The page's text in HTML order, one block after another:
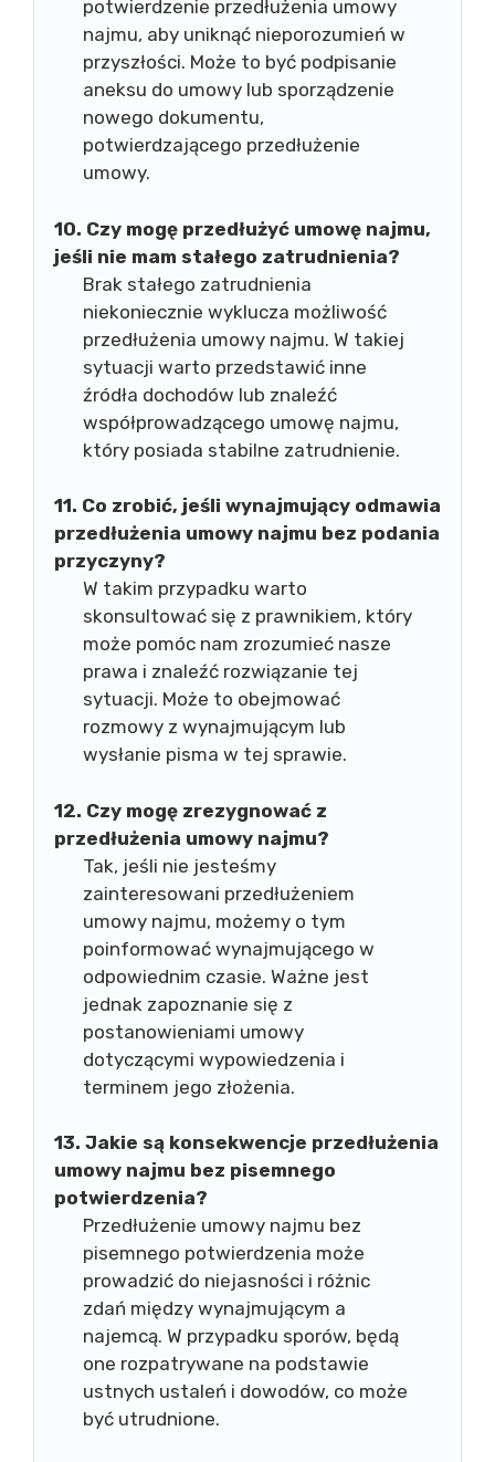
potwierdzenie przedłużenia umowy
najmu, aby uniknąć nieporozumień w
przyszłości. Może to być podpisanie
aneksu do umowy lub sporządzenie
nowego dokumentu,
potwierdzającego przedłużenie
umowy.
10. Czy mogę przedłużyć umowę najmu,
jeśli nie mam stałego zatrudnienia?
Brak stałego zatrudnienia
niekoniecznie wyklucza możliwość
przedłużenia umowy najmu. W takiej
sytuacji warto przedstawić inne
źródła dochodów lub znaleźć
współprowadzącego umowę najmu,
który posiada stabilne zatrudnienie.
11. Co zrobić, jeśli wynajmujący odmawia
przedłużenia umowy najmu bez podania
przyczyny?
W takim przypadku warto
skonsultować się z prawnikiem, który
może pomóc nam zrozumieć nasze
prawa i znaleźć rozwiązanie tej
sytuacji. Może to obejmować
rozmowy z wynajmującym lub
wysłanie pisma w tej sprawie.
12. Czy mogę zrezygnować z
przedłużenia umowy najmu?
Tak, jeśli nie jesteśmy
zainteresowani przedłużeniem
umowy najmu, możemy o tym
poinformować wynajmującego w
odpowiednim czasie. Ważne jest
jednak zapoznanie się z
postanowieniami umowy
dotyczącymi wypowiedzenia i
terminem jego złożenia.
13. Jakie są konsekwencje przedłużenia
umowy najmu bez pisemnego
potwierdzenia?
Przedłużenie umowy najmu bez
pisemnego potwierdzenia może
prowadzić do niejasności i różnic
zdań między wynajmującym a
najemcą. W przypadku sporów, będą
one rozpatrywane na podstawie
ustnych ustaleń i dowodów, co może
być utrudnione.